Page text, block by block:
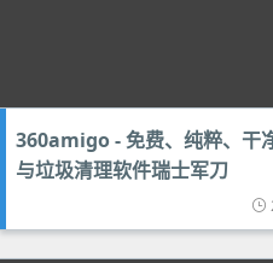
360amigo - 免费、纯粹、干
与垃圾清理软件瑞士军刀